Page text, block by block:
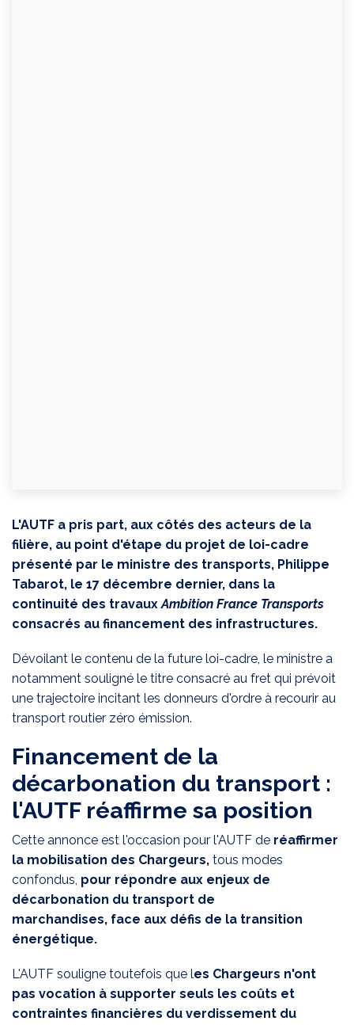
L'AUTF a pris part, aux côtés des acteurs de la
filière, au point d'étape du projet de loi-cadre
présenté par le ministre des transports, Philippe
Tabarot, le 17 décembre dernier, dans la
continuité des travauxAmbition France Transports
consacrés au financement des infrastructures.
Dévoilant le contenu de la future loi-cadre, le ministre a
notamment souligné le titre consacré au fret qui prévoit
une trajectoire incitant les donneurs d'ordre à recourir au
transport routier zéro émission.
Financement de la
décarbonation du transport :
l'AUTF réaffirme sa position
Cette annonce est l'occasion pour l'AUTF de réaffirmer
la mobilisation des Chargeurs, tous modes
confondus, pour répondre aux enjeux de
décarbonation du transport de
marchandises, face aux défis de la transition
énergétique.
L'AUTF souligne toutefois que les Chargeurs n'ont
pas vocation à supporter seuls les coûts et
contraintes financières du verdissement du